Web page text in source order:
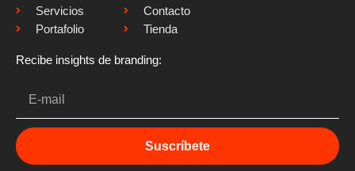
Servicios
Portafolio
Contacto
Tienda
Recibe insights de branding:
Suscríbete